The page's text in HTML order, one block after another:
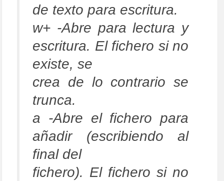
de texto para escritura.
w+ -Abre para lectura y
escritura. El fichero si no
existe, se
crea de lo contrario se
trunca.
a -Abre el fichero para
añadir (escribiendo al
final del
fichero). El fichero si no